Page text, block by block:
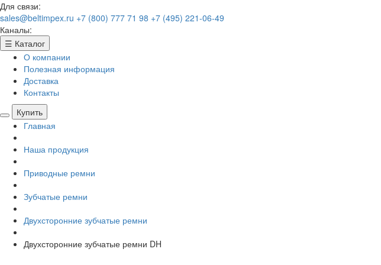
Для связи:
sales@beltimpex.ru +7 (800) 777 71 98 +7 (495) 221-06-49
Каналы:
☰ Каталог
О компании
Полезная информация
Доставка
Контакты
Купить
Главная
Наша продукция
Приводные ремни
Зубчатые ремни
Двухсторонние зубчатые ремни
Двухсторонние зубчатые ремни DH